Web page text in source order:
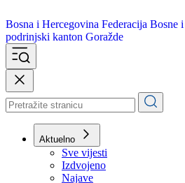
Bosna i Hercegovina
podrinjski kanton Goražde
Aktuelno